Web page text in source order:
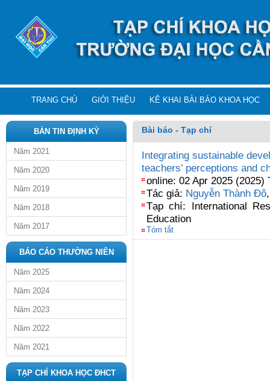
TRANG CHỦ GIỚI THIỆU KÊ KHAI BÀI BÁO KHOA HỌC
BẢN TIN ĐỊNH KỲ
Năm 2021
Năm 2020
Năm 2019
Năm 2018
Năm 2017
BÁO CÁO THƯỜNG NIÊN
Năm 2025
Năm 2024
Năm 2023
Năm 2022
Năm 2021
TẠP CHÍ KHOA HỌC ĐHCT
Bài báo - Tạp chí
Integrating sustainable
teachers’ perceptions and
online: 02 Apr 2025 (2025)
Tác giả: Nguyễn Thành Đô
Tạp chí: International
Education
Tóm tắt